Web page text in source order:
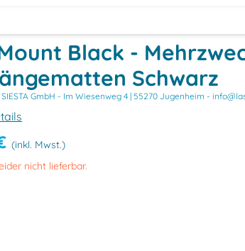
Black -
Schwarz
GmbH - Im Wiesenweg 4 | 55270 Jugenheim -
(inkl. Mwst.)
nicht lieferbar.